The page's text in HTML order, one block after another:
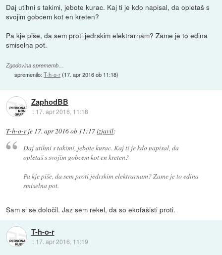
Daj utihni s takimi, jebote kurac. Kaj ti je kdo napisal, da opletaš s
svojim gobcem kot en kreten?
Pa kje piše, da sem proti jedrskim elektrarnam? Zame je to edina
smiselna pot.
Zgodovina sprememb…
spremenilo:T-h-o-r(17. apr 2016 ob 11:18)
ZaphodBB
:: 17. apr 2016, 11:18
T-h-o-rje 17. apr 2016 ob 11:17izjavil:
Daj utihni s takimi, jebote kurac. Kaj ti je kdo napisal, da
opletaš s svojim gobcem kot en kreten?
Pa kje piše, da sem proti jedrskim elektrarnam? Zame je to edina
smiselna pot.
Sam si se določil. Jaz sem rekel, da so ekofašisti proti.
T-h-o-r
:: 17. apr 2016, 11:19